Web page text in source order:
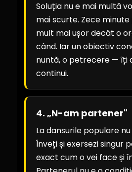
Soluția nu e mai multă
mai scurte. Zece minute
mult mai ușor decât o
când. Iar un obiectiv
nuntă, o petrecere — îți
continui.
4. „N-am partener"
La dansurile populare
Înveți și exersezi singur
exact cum o vei face și